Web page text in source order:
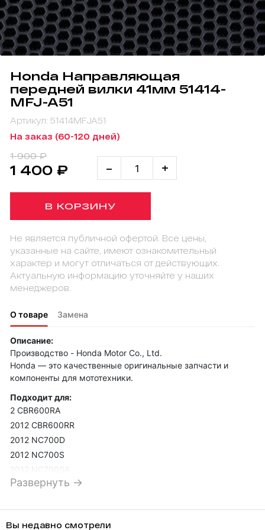
Honda Направляющая
передней вилки 41мм 51414-
MFJ-A51
Артикул: 51414MFJA51
На заказ (60-120 дней)
1 900 ₽
1 400 ₽ - +
В КОРЗИНУ
Не является публичной офертой. Все цены,
указанные на сайте, имеют ознакомительный
характер и могут отличаться от действующих.
Актуальную информацию уточняйте у наших
менеджеров.
О товаре Замена
Описание:
Производство - Honda Motor Co., Ltd.
Honda — это качественные оригинальные запчасти и
компоненты для мототехники.
Подходит для:
2 CBR600RA
2012 CBR600RR
2012 NC700D
2012 NC700S
2012 NC700SD
Развернуть →
Вы недавно смотрели